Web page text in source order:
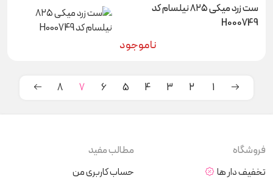
ست زرد میکی ۸۲۵ نیلسام کد
H000749
ناموجود
1
2
3
4
5
6
7
8
فروشگاه
تخفیف دار ها
مطالب مفید
حساب کاربری من